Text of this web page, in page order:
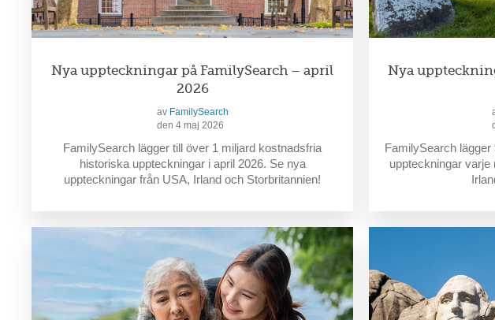
Nya uppteckningar på FamilySearch – april
2026
av FamilySearch
den 4 maj 2026
FamilySearch lägger till över 1 miljard kostnadsfria
historiska uppteckningar i april 2026. Se nya
uppteckningar från USA, Irland och Storbritannien!
Nya
FamilySearch
uppteckningar